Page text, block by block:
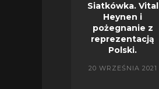
Siatkówka. Vital
Heynen i
pożegnanie z
reprezentacją
Polski.
20 WRZEŚNIA 2021